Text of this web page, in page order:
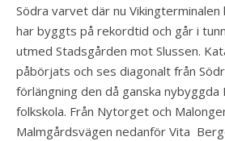
Södra varvet där nu
har byggts på rekordtid och går i
utmed Stadsgården mot Slussen.
påbörjats och ses diagonalt från
förlängning den då ganska nybyggda
folkskola. Från Nytorget och
Malmgårdsvägen nedanför Vita